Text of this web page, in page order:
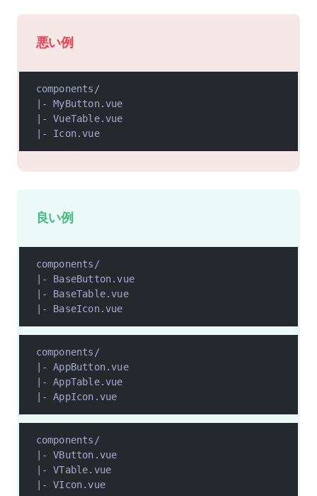
悪い例
components/
|- MyButton.vue
|- VueTable.vue
|- Icon.vue
良い例
components/
|- BaseButton.vue
|- BaseTable.vue
|- BaseIcon.vue
components/
|- AppButton.vue
|- AppTable.vue
|- AppIcon.vue
components/
|- VButton.vue
|- VTable.vue
|- VIcon.vue